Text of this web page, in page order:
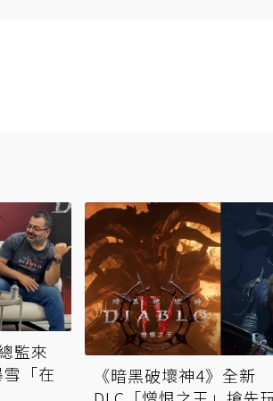
監來
「在
《暗黑破壞神4》全新